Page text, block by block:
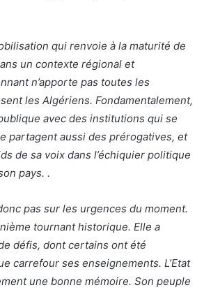
qui renvoie à la maturité de
un contexte régional et
n’apporte pas toutes les
les Algériens. Fondamentalement,
avec des institutions qui se
partagent aussi des prérogatives, et
de sa voix dans l’échiquier politique
pays. .
pas sur les urgences du moment.
tournant historique. Elle a
défis, dont certains ont été
carrefour ses enseignements. L’Etat
une bonne mémoire. Son peuple